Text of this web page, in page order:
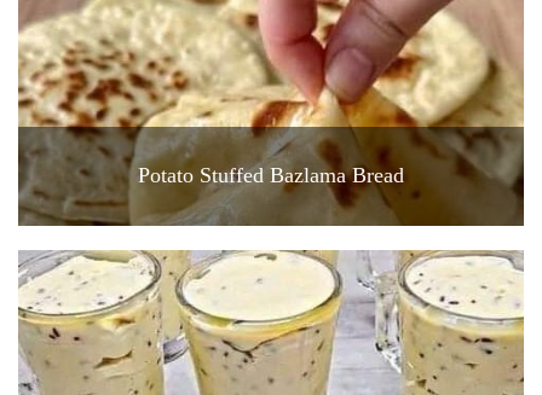
Potato Stuffed Bazlama Bread